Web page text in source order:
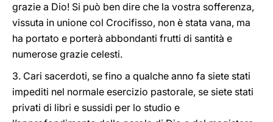
grazie a Dio! Si può ben dire che la vostra sofferenza,
vissuta in unione col Crocifisso, non è stata vana, ma
ha portato e porterà abbondanti frutti di santità e
numerose grazie celesti.
3. Cari sacerdoti, se fino a qualche anno fa siete stati
impediti nel normale esercizio pastorale, se siete stati
privati di libri e sussidi per lo studio e